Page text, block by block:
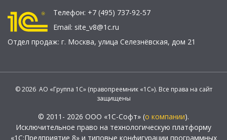
Телефон: +7 (495) 737-92-57
Email: site_v8@1c.ru
Отдел продаж: г. Москва, улица Селезнёвская, дом 21
© 2026 АО «Группа 1С» (правопреемник «1С»). Все права на сайт
защищены
© 2011- 2026 ООО «1С-Софт» (о компании).
Исключительное право на технологическую платформу
«1С:Предприятие 8» и типовые конфигурации программных